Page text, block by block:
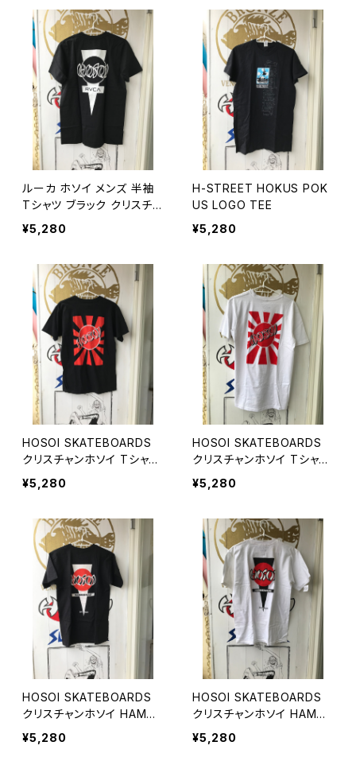
ルーカ ホソイ メンズ 半袖
Tシャツ ブラック クリスチャ
ン・ホソイ RVCA CHRISTI
AN HOSOI S/S T BLACK
¥5,280
H-STREET HOKUS POK
US LOGO TEE
¥5,280
HOSOI SKATEBOARDS
クリスチャンホソイ Tシャツ
黒
¥5,280
HOSOI SKATEBOARDS
クリスチャンホソイ Tシャツ
白 ホワイト
¥5,280
HOSOI SKATEBOARDS
クリスチャンホソイ HAMME
RHEAD ハンマーヘッド Tシ
ャツ 黒
¥5,280
HOSOI SKATEBOARDS
クリスチャンホソイ HAMME
RHEAD ハンマーヘッド Tシ
ャツ 白 ホワイト
¥5,280